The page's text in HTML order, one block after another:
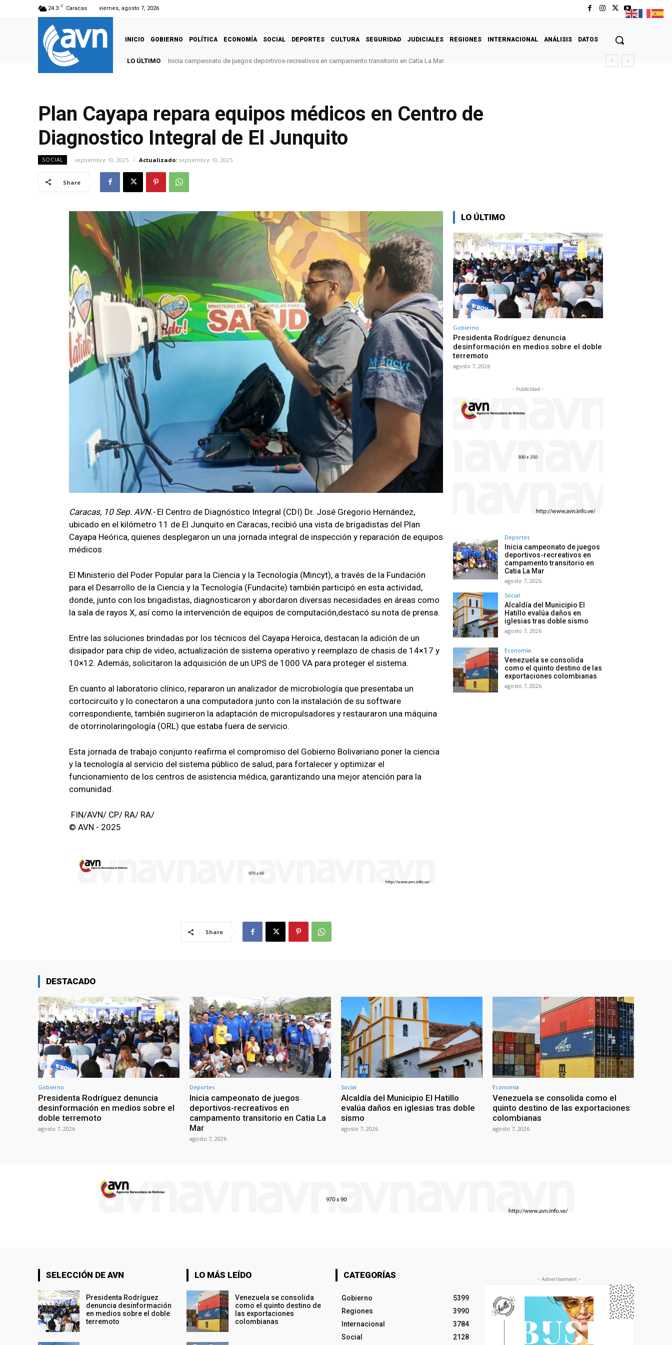
24.3 C Caracas viernes, agosto 7, 2026
INICIO GOBIERNO POLÍTICA ECONOMÍA SOCIAL DEPORTES CULTURA SEGURIDAD JUDICIALES REGIONES INTERNACIONAL ANÁLISIS DATOS
LO ÚLTIMO Inicia campeonato de juegos deportivos-recreativos en campamento transitorio en Catia La Mar
Plan Cayapa repara equipos médicos en Centro de
Diagnostico Integral de El Junquito
SOCIAL septiembre 10, 2025 Actualizado: septiembre 10, 2025
Share
Caracas, 10 Sep. AVN.- El Centro de Diagnóstico Integral (CDI) Dr. José Gregorio Hernández,
ubicado en el kilómetro 11 de El Junquito en Caracas, recibió una vista de brigadistas del Plan
Cayapa Heórica, quienes desplegaron un una jornada integral de inspección y reparación de equipos
médicos.
El Ministerio del Poder Popular para la Ciencia y la Tecnología (Mincyt), a través de la Fundación
para el Desarrollo de la Ciencia y la Tecnología (Fundacite) también participó en esta actividad,
donde, junto con los brigadistas, diagnosticaron y abordaron diversas necesidades en áreas como
la sala de rayos X, así como la intervención de equipos de computación,destacó su nota de prensa.
Entre las soluciones brindadas por los técnicos del Cayapa Heroica, destacan la adición de un
disipador para chip de video, actualización de sistema operativo y reemplazo de chasis de 14×17 y
10×12. Además, solicitaron la adquisición de un UPS de 1000 VA para proteger el sistema.
En cuanto al laboratorio clínico, repararon un analizador de microbiología que presentaba un
cortocircuito y lo conectaron a una computadora junto con la instalación de su software
correspondiente, también sugirieron la adaptación de micropulsadores y restauraron una máquina
de otorrinolaringología (ORL) que estaba fuera de servicio.
Esta jornada de trabajo conjunto reafirma el compromiso del Gobierno Bolivariano poner la ciencia
y la tecnología al servicio del sistema público de salud, para fortalecer y optimizar el
funcionamiento de los centros de asistencia médica, garantizando una mejor atención para la
comunidad.
FIN/AVN/ CP/ RA/ RA/
© AVN - 2025
Share
LO ÚLTIMO
Gobierno
Presidenta Rodríguez denuncia
desinformación en medios sobre el doble
terremoto
agosto 7, 2026
- Publicidad -
Deportes
Inicia campeonato de juegos
deportivos-recreativos en
campamento transitorio en
Catia La Mar
agosto 7, 2026
Social
Alcaldía del Municipio El
Hatillo evalúa daños en
iglesias tras doble sismo
agosto 7, 2026
Economía
Venezuela se consolida
como el quinto destino de las
exportaciones colombianas
agosto 7, 2026
DESTACADO
Gobierno
Presidenta Rodríguez denuncia
desinformación en medios sobre el
doble terremoto
agosto 7, 2026
Deportes
Inicia campeonato de juegos
deportivos-recreativos en
campamento transitorio en Catia La
Mar
agosto 7, 2026
Social
Alcaldía del Municipio El Hatillo
evalúa daños en iglesias tras doble
sismo
agosto 7, 2026
Economía
Venezuela se consolida como el
quinto destino de las exportaciones
colombianas
agosto 7, 2026
SELECCIÓN DE AVN
Presidenta Rodríguez
denuncia desinformación
en medios sobre el doble
terremoto
LO MÁS LEÍDO
Venezuela se consolida
como el quinto destino de
las exportaciones
colombianas
CATEGORÍAS
Gobierno
5399
Regiones
3990
Internacional
3784
Social
2128
- Advertisement -